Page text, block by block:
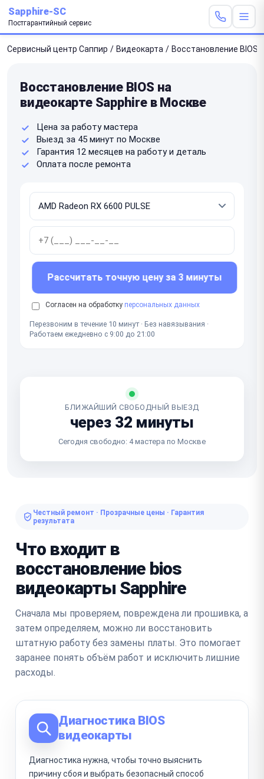
Sapphire-SC
Постгарантийный сервис
Сервисный центр Саппир / Видеокарта / Восстановление BIOS
Восстановление BIOS на
видеокарте Sapphire в Москве
Цена за работу мастера
Выезд за 45 минут по Москве
Гарантия 12 месяцев на работу и деталь
Оплата после ремонта
Рассчитать точную цену за 3 минуты
Согласен на обработку персональных данных
Перезвоним в течение 10 минут · Без навязывания ·
Работаем ежедневно с 9:00 до 21:00
БЛИЖАЙШИЙ СВОБОДНЫЙ ВЫЕЗД
через 32 минуты
Сегодня свободно: 4 мастера по Москве
Честный ремонт · Прозрачные цены · Гарантия
результата
Что входит в
восстановление bios
видеокарты Sapphire
Сначала мы проверяем, повреждена ли прошивка, а
затем определяем, можно ли восстановить
штатную работу без замены платы. Это помогает
заранее понять объём работ и исключить лишние
расходы.
Диагностика BIOS
видеокарты
Диагностика нужна, чтобы точно выяснить
причину сбоя и выбрать безопасный способ